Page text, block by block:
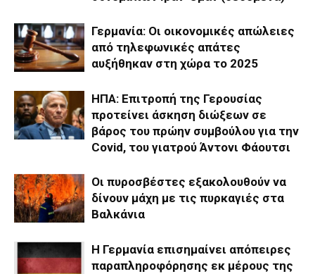
Γερμανία: Οι οικονομικές απώλειες
από τηλεφωνικές απάτες
αυξήθηκαν στη χώρα το 2025
ΗΠΑ: Επιτροπή της Γερουσίας
προτείνει άσκηση διώξεων σε
βάρος του πρώην συμβούλου για την
Covid, του γιατρού Άντονι Φάουτσι
Οι πυροσβέστες εξακολουθούν να
δίνουν μάχη με τις πυρκαγιές στα
Βαλκάνια
Η Γερμανία επισημαίνει απόπειρες
παραπληροφόρησης εκ μέρους της